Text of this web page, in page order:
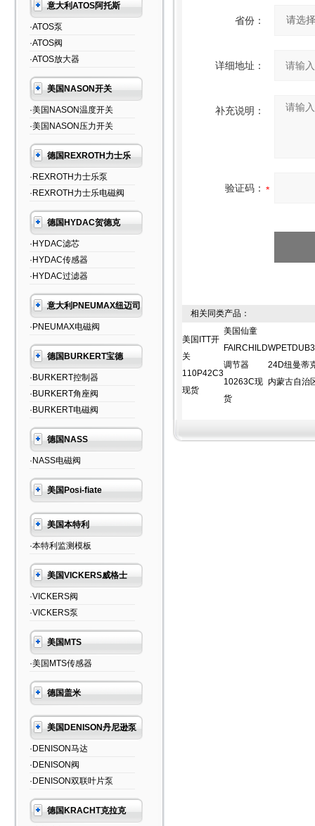
意大利ATOS阿托斯
·ATOS泵
·ATOS阀
·ATOS放大器
美国NASON开关
·美国NASON温度开关
·美国NASON压力开关
德国REXROTH力士乐
·REXROTH力士乐泵
·REXROTH力士乐电磁阀
德国HYDAC贺德克
·HYDAC滤芯
·HYDAC传感器
·HYDAC过滤器
意大利PNEUMAX纽迈司
·PNEUMAX电磁阀
德国BURKERT宝德
·BURKERT控制器
·BURKERT角座阀
·BURKERT电磁阀
德国NASS
·NASS电磁阀
美国Posi-fiate
美国本特利
·本特利监测模板
美国VICKERS威格士
·VICKERS阀
·VICKERS泵
美国MTS
·美国MTS传感器
德国盖米
美国DENISON丹尼逊泵
·DENISON马达
·DENISON阀
·DENISON双联叶片泵
德国KRACHT克拉克
省份：
详细地址：
补充说明：
验证码：
相关同类产品：
美国ITT开
关
110P42C3
现货
美国仙童
FAIRCHILD
调节器
10263C现
货
24D纽曼蒂
内蒙古自治